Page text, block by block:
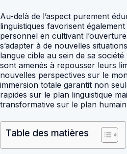
Au-delà de l’aspect purement
linguistiques favorisent
personnel en cultivant
s’adapter à de nouvelles
langue cible au sein de sa
sont amenés à repousser leurs
nouvelles perspectives sur le
immersion totale garantit non
rapides sur le plan linguistique
transformative sur le plan
Table des matières